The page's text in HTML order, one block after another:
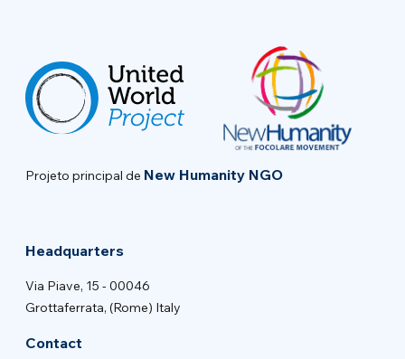
Projeto principal de New Humanity NGO
Headquarters
Via Piave, 15 - 00046
Grottaferrata, (Rome) Italy
Contact